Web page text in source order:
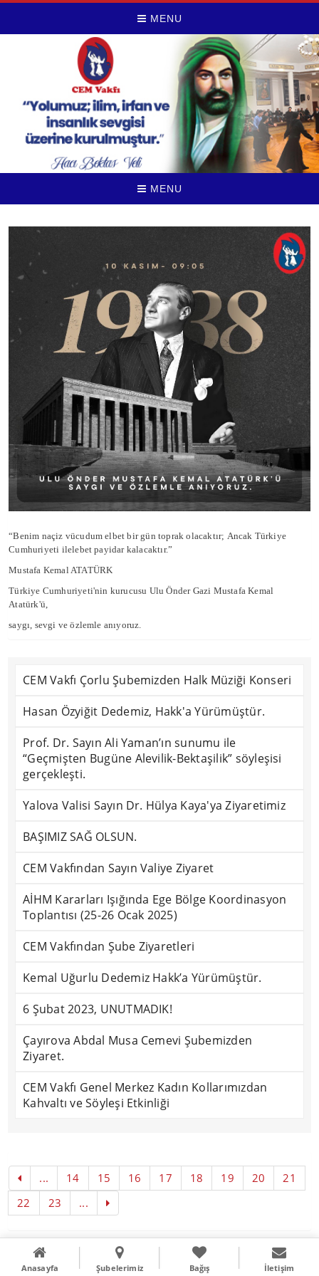
MENU
MENU
“Benim naçiz vücudum elbet bir gün toprak olacaktır; Ancak Türkiye
Cumhuriyeti ilelebet payidar kalacaktır.”
Mustafa Kemal ATATÜRK
Türkiye Cumhuriyeti'nin kurucusu Ulu Önder Gazi Mustafa Kemal
Atatürk'ü,
saygı, sevgi ve özlemle anıyoruz.
CEM Vakfı Çorlu Şubemizden Halk Müziği Konseri
Hasan Özyiğit Dedemiz, Hakk'a Yürümüştür.
Prof. Dr. Sayın Ali Yaman’ın sunumu ile
“Geçmişten Bugüne Alevilik-Bektaşilik” söyleşisi
gerçekleşti.
Yalova Valisi Sayın Dr. Hülya Kaya'ya Ziyaretimiz
BAŞIMIZ SAĞ OLSUN.
CEM Vakfından Sayın Valiye Ziyaret
AİHM Kararları Işığında Ege Bölge Koordinasyon
Toplantısı (25-26 Ocak 2025)
CEM Vakfından Şube Ziyaretleri
Kemal Uğurlu Dedemiz Hakk’a Yürümüştür.
6 Şubat 2023, UNUTMADIK!
Çayırova Abdal Musa Cemevi Şubemizden
Ziyaret.
CEM Vakfı Genel Merkez Kadın Kollarımızdan
Kahvaltı ve Söyleşi Etkinliği
... 14 15 16 17 18 19 20
21
22
23 ...
Copyright © 2016 Literal Webdizayn
Anasayfa Şubelerimiz Bağış İletişim